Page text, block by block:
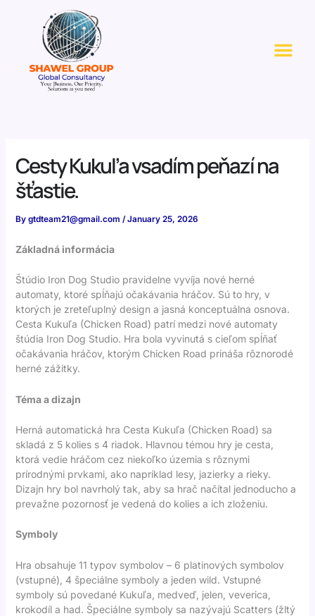
Cesty Kukuľa vsadím peňazí na
šťastie.
By gtdteam21@gmail.com /January 25, 2026
Základná informácia
Štúdio Iron Dog Studio pravidelne vyvíja nové herné
automaty, ktoré spĺňajú očakávania hráčov. Sú to hry, v
ktorých je zreteľuplný design a jasná konceptuálna osnova.
Cesta Kukuľa (Chicken Road) patrí medzi nové automaty
štúdia Iron Dog Studio. Hra bola vyvinutá s cieľom spĺňať
očakávania hráčov, ktorým Chicken Road prináša rôznorodé
herné zážitky.
Téma a dizajn
Herná automatická hra Cesta Kukuľa (Chicken Road) sa
skladá z 5 kolies s 4 riadok. Hlavnou témou hry je cesta,
ktorá vedie hráčom cez niekoľko územia s rôznymi
prírodnými prvkami, ako napríklad lesy, jazierky a rieky.
Dizajn hry bol navrholý tak, aby sa hrač načítal jednoducho a
prevažne pozornosť je vedená do kolies a ich zloženiu.
Symboly
Hra obsahuje 11 typov symbolov – 6 platinových symbolov
(vstupné), 4 špeciálne symboly a jeden wild. Vstupné
symboly sú povedané Kukuľa, medveď, jelen, veverica,
krokodíl a had. Špeciálne symboly sa nazývajú Scatters (žltý